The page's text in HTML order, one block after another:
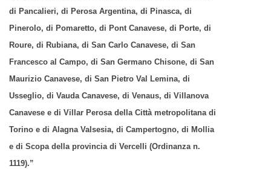
di Pancalieri, di Perosa Argentina, di Pinasca, di
Pinerolo, di Pomaretto, di Pont Canavese, di Porte, di
Roure, di Rubiana, di San Carlo Canavese, di San
Francesco al Campo, di San Germano Chisone, di San
Maurizio Canavese, di San Pietro Val Lemina, di
Usseglio, di Vauda Canavese, di Venaus, di Villanova
Canavese e di Villar Perosa della Città metropolitana di
Torino e di Alagna Valsesia, di Campertogno, di Mollia
e di Scopa della provincia di Vercelli (Ordinanza n.
1119).”